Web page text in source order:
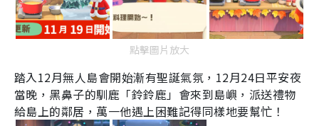
點擊圖片放大
踏入12月無人島會開始漸有聖誕氣氛， 12月24日平安夜
當晚，黑鼻子的馴鹿「鈴鈴鹿」會來到島嶼，派送禮物
給島上的鄰居，萬一他遇上困難記得同樣地要幫忙！